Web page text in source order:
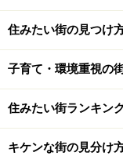
住みたい街の見つけ
子育て・環境重視の
住みたい街ランキン
キケンな街の見分け